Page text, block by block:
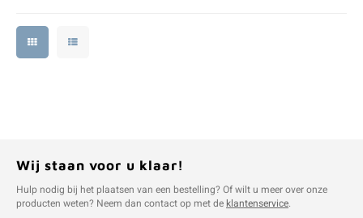
Wij staan voor u klaar!
Hulp nodig bij het plaatsen van een bestelling? Of wilt u meer over onze
producten weten? Neem dan contact op met deklantenservice.